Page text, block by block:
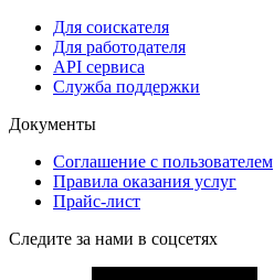
Для соискателя
Для работодателя
API сервиса
Служба поддержки
Документы
Соглашение с пользователем
Правила оказания услуг
Прайс-лист
Следите за нами в соцсетях